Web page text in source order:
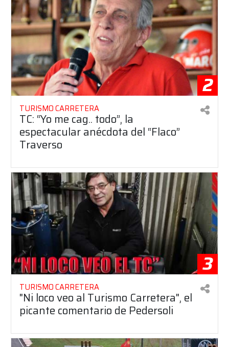
2
TURISMO CARRETERA
TC: “Yo me cag.. todo”, la
espectacular anécdota del “Flaco”
Traverso
3
TURISMO CARRETERA
"Ni loco veo al Turismo Carretera", el
picante comentario de Pedersoli